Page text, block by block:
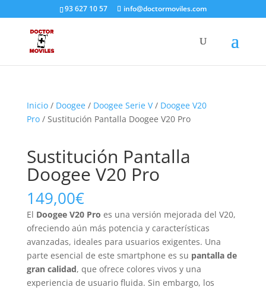
93 627 10 57 info@doctormoviles.com
Inicio/ Doogee/ Doogee Serie V/ Doogee V20
Pro/ Sustitución Pantalla Doogee V20 Pro
Sustitución Pantalla
Doogee V20 Pro
149,00€
El Doogee V20 Pro es una versión mejorada del V20,
ofreciendo aún más potencia y características
avanzadas, ideales para usuarios exigentes. Una
parte esencial de este smartphone es su pantalla de
gran calidad, que ofrece colores vivos y una
experiencia de usuario fluida. Sin embargo, los